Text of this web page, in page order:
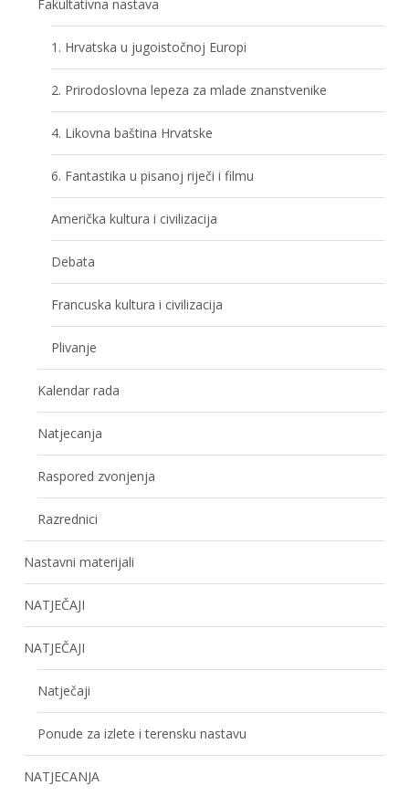
Fakultativna nastava
1. Hrvatska u jugoistočnoj Europi
2. Prirodoslovna lepeza za mlade znanstvenike
4. Likovna baština Hrvatske
6. Fantastika u pisanoj riječi i filmu
Američka kultura i civilizacija
Debata
Francuska kultura i civilizacija
Plivanje
Kalendar rada
Natjecanja
Raspored zvonjenja
Razrednici
Nastavni materijali
NATJEČAJI
NATJEČAJI
Natječaji
Ponude za izlete i terensku nastavu
NATJECANJA